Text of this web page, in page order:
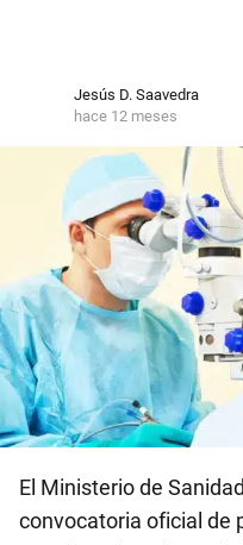
Jesús D. Saavedra
hace 12 meses
El Ministerio de
convocatoria oficial de